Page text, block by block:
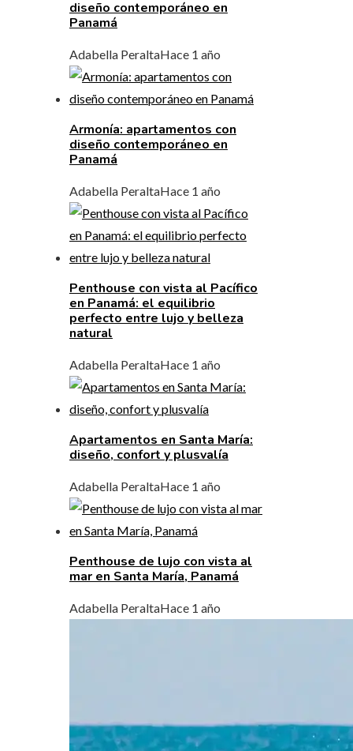
diseño contemporáneo en
Panamá
Adabella PeraltaHace 1 año
Armonía: apartamentos con
diseño contemporáneo en
Panamá
Adabella PeraltaHace 1 año
Penthouse con vista al Pacífico
en Panamá: el equilibrio
perfecto entre lujo y belleza
natural
Adabella PeraltaHace 1 año
Apartamentos en Santa María:
diseño, confort y plusvalía
Adabella PeraltaHace 1 año
Penthouse de lujo con vista al
mar en Santa María, Panamá
Adabella PeraltaHace 1 año